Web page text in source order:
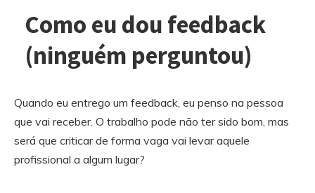
Como eu dou feedback
(ninguém perguntou)
Quando eu entrego um feedback, eu penso na pessoa
que vai receber. O trabalho pode não ter sido bom, mas
será que criticar de forma vaga vai levar aquele
profissional a algum lugar?